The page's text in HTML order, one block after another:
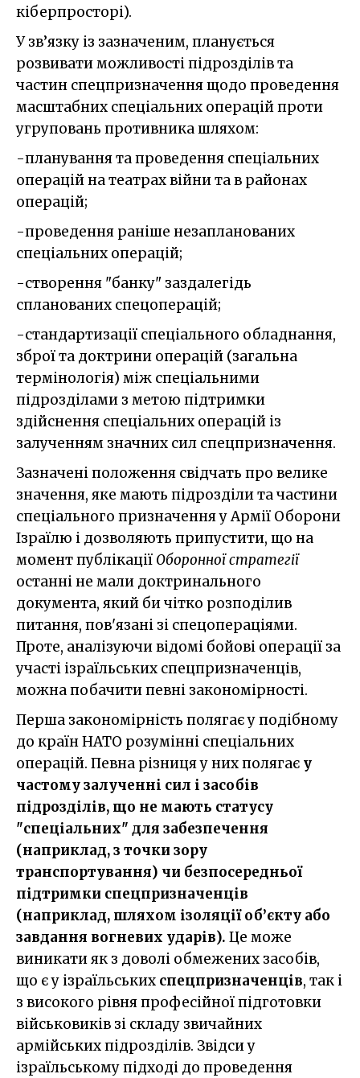
кіберпросторі).
У зв’язку із зазначеним, планується
розвивати можливості підрозділів та
частин спецпризначення щодо проведення
масштабних спеціальних операцій проти
угруповань противника шляхом:
-планування та проведення спеціальних
операцій на театрах війни та в районах
операцій;
-проведення раніше незапланованих
спеціальних операцій;
-створення "банку" заздалегідь
спланованих спецоперацій;
-стандартизації спеціального обладнання,
зброї та доктрини операцій (загальна
термінологія) між спеціальними
підрозділами з метою підтримки
здійснення спеціальних операцій із
залученням значних сил спецпризначення.
Зазначені положення свідчать про велике
значення, яке мають підрозділи та частини
спеціального призначення у Армії Оборони
Ізраїлю і дозволяють припустити, що на
момент публікації Оборонної стратегії
останні не мали доктринального
документа, який би чітко розподілив
питання, пов'язані зі спецопераціями.
Проте, аналізуючи відомі бойові операції за
участі ізраїльських спецпризначенців,
можна побачити певні закономірності.
Перша закономірність полягає у подібному
до країн НАТО розумінні спеціальних
операцій. Певна різниця у них полягає у
частому залученні сил і засобів
підрозділів, що не мають статусу
"спеціальних" для забезпечення
(наприклад, з точки зору
транспортування) чи безпосередньої
підтримки спецпризначенців
(наприклад, шляхом ізоляції об’єкту або
завдання вогневих ударів). Це може
виникати як з доволі обмежених засобів,
що є у ізраїльських спецпризначенців, так і
з високого рівня професійної підготовки
військовиків зі складу звичайних
армійських підрозділів. Звідси у
ізраїльському підході до проведення